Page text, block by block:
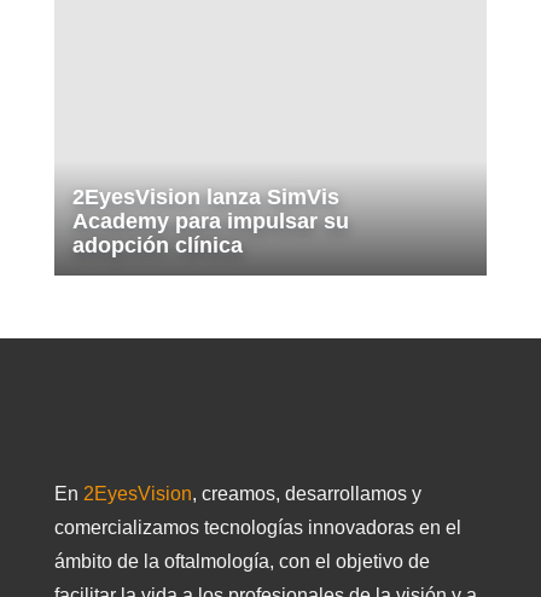
2EyesVision lanza SimVis
Academy para impulsar su
adopción clínica
En 2EyesVision, creamos, desarrollamos y
comercializamos tecnologías innovadoras en el
ámbito de la oftalmología, con el objetivo de